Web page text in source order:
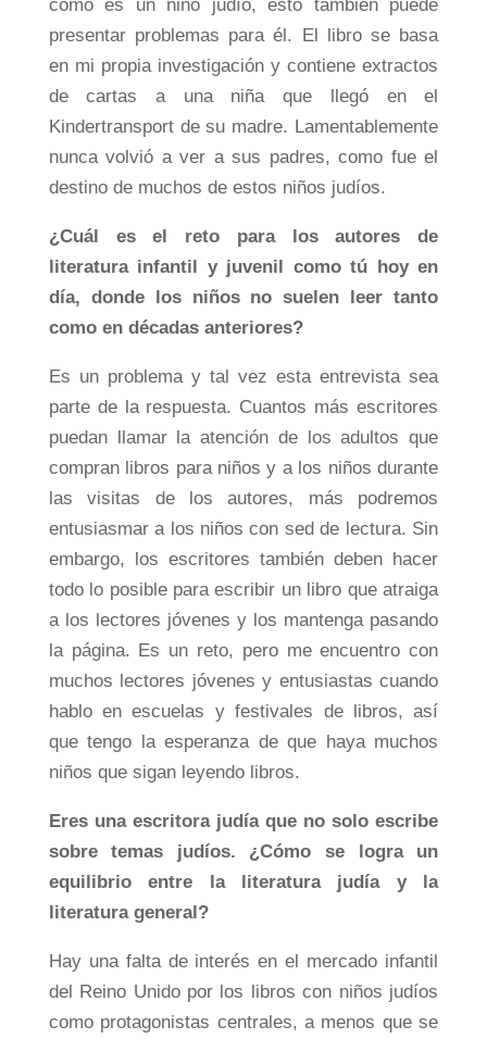
como es un niño judío, esto también puede
presentar problemas para él. El libro se basa
en mi propia investigación y contiene extractos
de cartas a una niña que llegó en el
Kindertransport de su madre. Lamentablemente
nunca volvió a ver a sus padres, como fue el
destino de muchos de estos niños judíos.
¿Cuál es el reto para los autores de
literatura infantil y juvenil como tú hoy en
día, donde los niños no suelen leer tanto
como en décadas anteriores?
Es un problema y tal vez esta entrevista sea
parte de la respuesta. Cuantos más escritores
puedan llamar la atención de los adultos que
compran libros para niños y a los niños durante
las visitas de los autores, más podremos
entusiasmar a los niños con sed de lectura. Sin
embargo, los escritores también deben hacer
todo lo posible para escribir un libro que atraiga
a los lectores jóvenes y los mantenga pasando
la página. Es un reto, pero me encuentro con
muchos lectores jóvenes y entusiastas cuando
hablo en escuelas y festivales de libros, así
que tengo la esperanza de que haya muchos
niños que sigan leyendo libros.
Eres una escritora judía que no solo escribe
sobre temas judíos. ¿Cómo se logra un
equilibrio entre la literatura judía y la
literatura general?
Hay una falta de interés en el mercado infantil
del Reino Unido por los libros con niños judíos
como protagonistas centrales, a menos que se